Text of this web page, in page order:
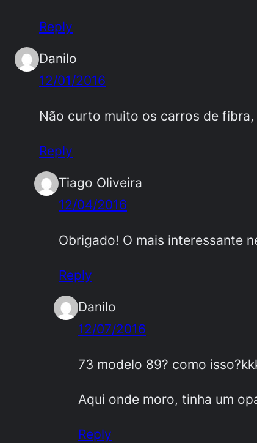
Reply
Danilo
12/01/2016
Não curto muito os carros de
Reply
Tiago Oliveira
12/04/2016
Obrigado! O mais interessante
Reply
Danilo
12/07/2016
73 modelo 89? como
Aqui onde moro, tinha um
Reply